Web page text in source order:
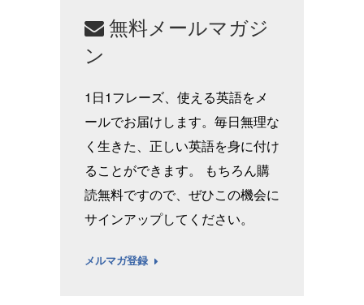
無料メールマガジ
ン
1日1フレーズ、使える英語をメ
ールでお届けします。毎日無理な
く生きた、正しい英語を身に付け
ることができます。 もちろん購
読無料ですので、ぜひこの機会に
サインアップしてください。
メルマガ登録